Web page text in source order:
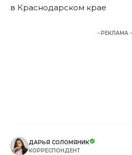
в Краснодарском крае
- РЕКЛАМА -
ДАРЬЯ СОЛОМЯНИК
КОРРЕСПОНДЕНТ